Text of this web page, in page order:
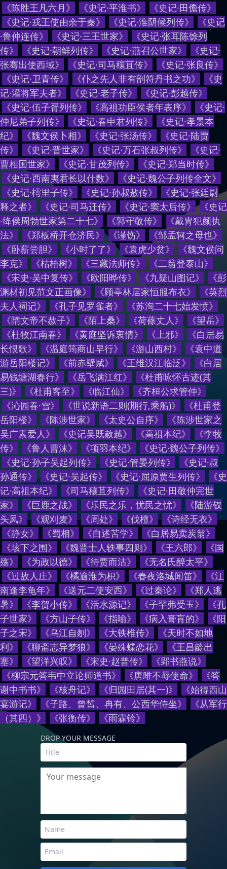
《陈胜王凡六月 》 《史记·平淮书》 《史记·田儋传》
《史记·戎王使由余于秦》 《史记·淮阴候列传》 《史记
·鲁仲连传》 《史记·三王世家》 《史记·张耳陈馀列
传》 《史记·朝鲜列传》 《史记·燕召公世家》 《史记·
张骞出使西域》 《史记·司马穰苴传》 《史记·张良传》
《史记·卫青传》 《仆之先人非有剖符丹书之功》 《史
记·灌将军夫者》 《史记·老子传》 《史记·彭越传》
《史记·伍子胥列传》 《高祖功臣侯者年表序》 《史记·
仲尼弟子列传》 《史记·春申君列传》 《史记·孝景本
纪》 《魏文侯卜相》 《史记·张汤传》 《史记·陆贾
传》 《史记·晋世家》 《史记·万石张叔列传》 《史记·
曹相国世家》 《史记·甘茂列传》 《史记·郑当时传》
《史记·西南夷君长以什数》 《史记·魏公子列传全文》
《史记·樗里子传》 《史记·孙叔敖传》 《史记·张廷尉
释之者》 《史记·司马迁传》 《史记·窦太后传》 《史记
·绛侯周勃世家第二十七》 《郭守敬传》 《戴胄犯颜执
法》 《郑板桥开仓济民》 《谨饬》 《邹孟轲之母也》
《卧薪尝胆》 《小时了了》 《袁虎少贫》 《魏文侯问
李克》 《枯梧树》 《三藏法师传》 《二翁登泰山》
《宋史·吴中复传》 《欧阳晔传》 《九疑山图记》 《彭
渊材初见范文正画像》 《顾亭林居家恒服布衣》 《英烈
夫人祠记》 《孔子见罗雀者》 《苏洵二十七始发愤》
《隋文帝不赦子》 《陌上桑》 《荷蓧丈人》 《望岳》
《杜牧江南春》 《黄庭坚诉衷情》 《上邪》 《白居易
长恨歌》 《温庭筠商山早行》 《游山西村》 《袁中道
游岳阳楼记》 《前赤壁赋》 《王维汉江临泛》 《白居
易钱塘湖春行》 《岳飞满江红》 《杜甫咏怀古迹(其
三)》 《杜甫客至》 《临江仙》 《齐桓公求管仲》
《沁园春·雪》 《世说新语二则(期行,乘船)》 《杜甫登
岳阳楼》 《陈涉世家》 《太史公自序》 《陈涉世家之
吴广素爱人》 《史记吴既赦越》 《高祖本纪》 《李牧
传》 《鲁人曹沫》 《项羽本纪》 《史记·魏公子列传》
《史记·孙子吴起列传》 《史记·管晏列传》 《史记·叔
孙通传》 《史记·吴起传》 《史记·屈原贾生列传》 《史
记·高祖本纪》 《司马穰苴列传》 《史记·田敬仲完世
家》 《巨鹿之战》 《乐民之乐，忧民之忧》 《陆游钗
头凤》 《观刈麦》 《周处》 《伐檀》 《诗经无衣》
《静女》 《蜀相》 《自述苦学》 《白居易卖炭翁》
《垓下之围》 《魏晋士人轶事四则》 《王六郎》 《国
殇》 《为政以德》 《待贾而沽》 《无名氏醉太平》
《过故人庄》 《橘逾淮为枳》 《春夜洛城闻笛》 《江
南逢李龟年》 《送元二使安西》 《过秦论》 《郑人逃
暑》 《李贺小传》 《活水源记》 《子罕弗受玉》 《孔
子世家》 《方山子传》 《指喻》 《病入膏肓的》 《阳
子之宋》 《乌江自刎》 《大铁椎传》 《天时不如地
利》 《聊斋志异梦狼》 《晏殊蝶恋花》 《王昌龄出
塞》 《望洋兴叹》 《宋史·赵普传》 《郢书燕说》
《柳宗元答韦中立论师道书》 《唐雎不辱使命》 《答
谢中书书》 《核舟记》 《归园田居(其一)》 《始得西山
宴游记》 《子路、曾皙、冉有、公西华侍坐》 《从军行
（其四） 》 《张衡传》 《雨霖铃》
DROP YOUR MESSAGE
Your message